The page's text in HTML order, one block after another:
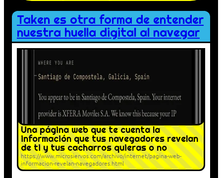
Taken es otra forma de entender
nuestra huella digital al navegar
Una página web que te cuenta la
información que tus navegadores revelan
de ti y tus cacharros quieras o no
https://www.microsiervos.com/archivo/internet/pagina-web-
informacion-revelan-navegadores.html